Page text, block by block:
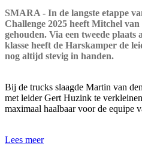
SMARA - In de langste etappe
Challenge 2025 heeft Mitchel
gehouden. Via een tweede plaats
klasse heeft de Harskamper de
nog altijd stevig in handen.
Bij de trucks slaagde Martin van
met leider Gert Huzink te
maximaal haalbaar voor de equipe
Lees meer